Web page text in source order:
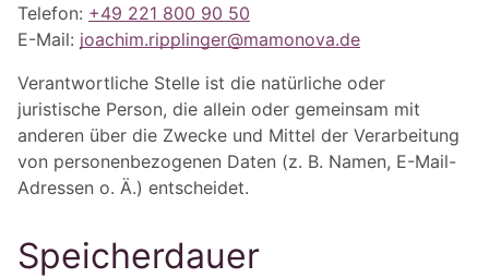
Telefon: +49 221 800 90 50
E-Mail: joachim.ripplinger@mamonova.de
Verantwortliche Stelle ist die natürliche oder
juristische Person, die allein oder gemeinsam mit
anderen über die Zwecke und Mittel der Verarbeitung
von personenbezogenen Daten (z. B. Namen, E-Mail-
Adressen o. Ä.) entscheidet.
Speicherdauer